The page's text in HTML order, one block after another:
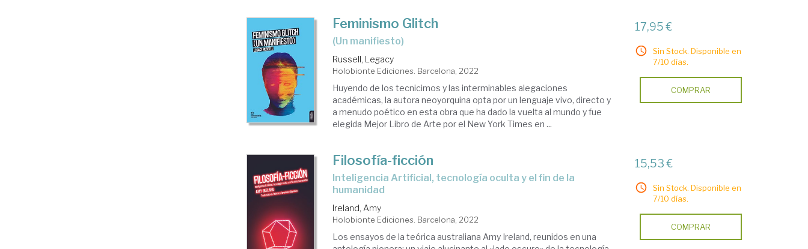
Feminismo Glitch
(un manifiesto)
Russell, Legacy
Holobionte Ediciones. Barcelona, 2022
Huyendo de los tecnicimos y las interminables alegaciones
académicas, la autora neoyorquina opta por un lenguaje vivo, directo y
a menudo poético en esta obra que ha dado la vuelta al mundo y fue
elegida Mejor Libro de Arte por el New York Times en ...
17,95 €
Sin Stock. Disponible en
7/10 días.
COMPRAR
Filosofía-ficción
Inteligencia Artificial, tecnología oculta y el fin de la
humanidad
Ireland, Amy
Holobionte Ediciones. Barcelona, 2022
Los ensayos de la teórica australiana Amy Ireland, reunidos en una
15,53 €
Sin Stock. Disponible en
7/10 días.
COMPRAR